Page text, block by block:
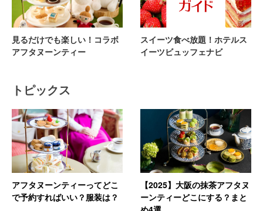
見るだけでも楽しい！コラボ
アフタヌーンティー
スイーツ食べ放題！ホテルス
イーツビュッフェナビ
トピックス
アフタヌーンティーってどこ
で予約すればいい？服装は？
【2025】大阪の抹茶アフタヌ
ーンティーどこにする？まと